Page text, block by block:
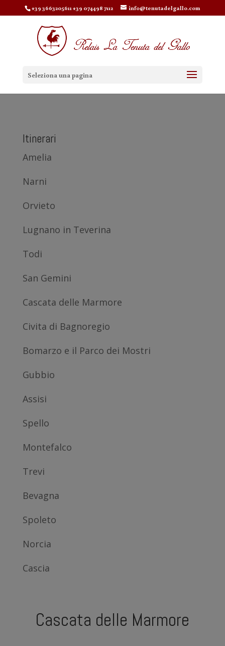
+39 3663205611 +39 074498 7112 info@tenutadelgallo.com
Seleziona una pagina
Itinerari
Amelia
Narni
Orvieto
Lugnano in Teverina
Todi
San Gemini
Cascata delle Marmore
Civita di Bagnoregio
Bomarzo e il Parco dei Mostri
Gubbio
Assisi
Spello
Montefalco
Trevi
Bevagna
Spoleto
Norcia
Cascia
Cascata delle Marmore